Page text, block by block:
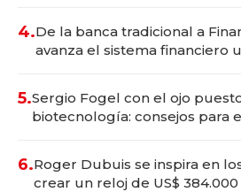
4.De la banca tradicional a
avanza el sistema financiero
5.Sergio Fogel con el ojo
biotecnología: consejos para
6.Roger Dubuis se inspira en
crear un reloj de US$ 384.000